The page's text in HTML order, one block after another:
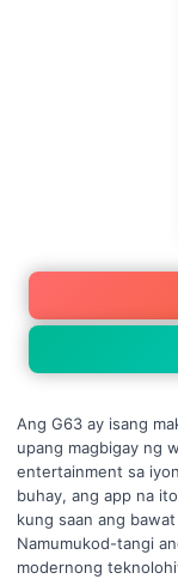
Ang G63 ay isang
upang magbigay ng
entertainment sa
buhay, ang app na
kung saan ang
Namumukod-tangi
modernong